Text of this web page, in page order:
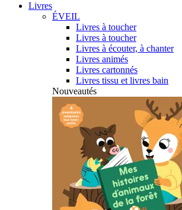
Livres
ÉVEIL
Livres à toucher
Livres à toucher
Livres à écouter, à chanter
Livres animés
Livres cartonnés
Livres tissu et livres bain
Nouveautés